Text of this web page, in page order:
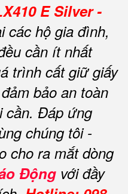
E Silver -
các hộ gia đình,
cần ít nhất
trình cất giữ giấy
bảo an toàn
cần. Đáp ứng
chúng tôi -
cho ra mắt dòng
Động với đầy